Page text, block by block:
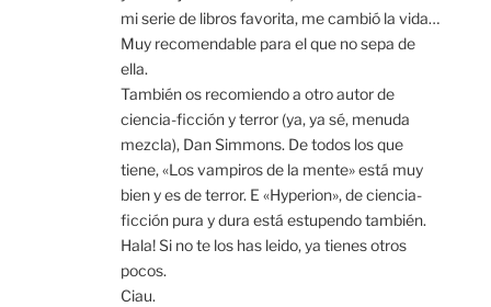
mi serie de libros favorita, me cambió la vida…
Muy recomendable para el que no sepa de
ella.
También os recomiendo a otro autor de
ciencia-ficción y terror (ya, ya sé, menuda
mezcla), Dan Simmons. De todos los que
tiene, «Los vampiros de la mente» está muy
bien y es de terror. E «Hyperion», de ciencia-
ficción pura y dura está estupendo también.
Hala! Si no te los has leido, ya tienes otros
pocos.
Ciau.